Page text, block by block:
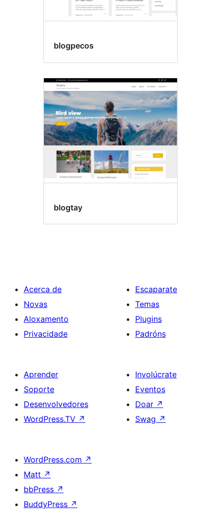
blogpecos
blogtay
Acerca de
Novas
Aloxamento
Privacidade
Escaparate
Temas
Plugins
Padróns
Aprender
Soporte
Desenvolvedores
WordPress.TV ↗
Involúcrate
Eventos
Doar ↗
Swag ↗
WordPress.com ↗
Matt ↗
bbPress ↗
BuddyPress ↗